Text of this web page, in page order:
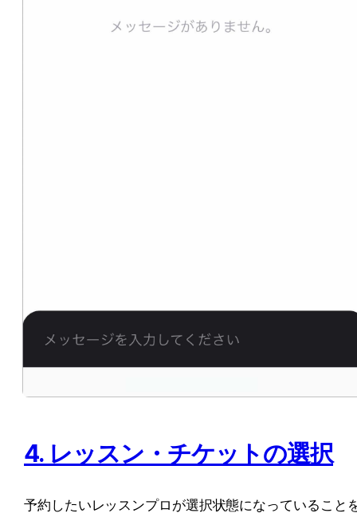
4. レッスン・チケットの選択
予約したいレッスンプロが選択状態になっていること